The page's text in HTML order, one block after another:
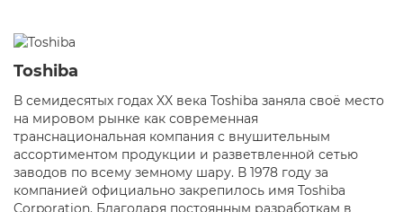
Toshiba
В семидесятых годах XX века Toshiba заняла своё место
на мировом рынке как современная
транснациональная компания с внушительным
ассортиментом продукции и разветвленной сетью
заводов по всему земному шару. В 1978 году за
компанией официально закрепилось имя Toshiba
Corporation. Благодаря постоянным разработкам в